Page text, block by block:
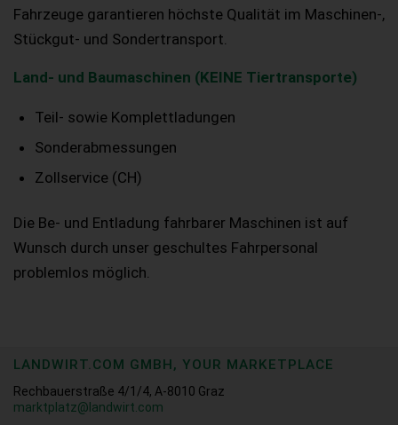
Fahrzeuge garantieren höchste Qualität im Maschinen-,
Stückgut- und Sondertransport.
Land- und Baumaschinen (KEINE Tiertransporte)
Teil- sowie Komplettladungen
Sonderabmessungen
Zollservice (CH)
Die Be- und Entladung fahrbarer Maschinen ist auf
Wunsch durch unser geschultes Fahrpersonal
problemlos möglich.
LANDWIRT.COM GMBH, YOUR MARKETPLACE
Rechbauerstraße 4/1/4, A-8010 Graz
marktplatz@landwirt.com